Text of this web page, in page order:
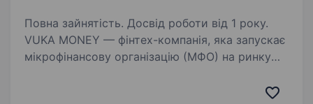
Повна зайнятість. Досвід роботи від 1 року.
VUKA MONEY — фінтех-компанія, яка запускає
мікрофінансову організацію (МФО) на ринку
громадянин України, і ми свідомо формуємо